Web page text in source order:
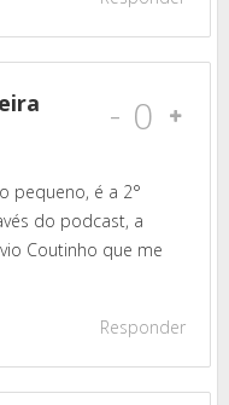
- 0
pequeno, é a 2°
do podcast, a
Coutinho que me
Responder